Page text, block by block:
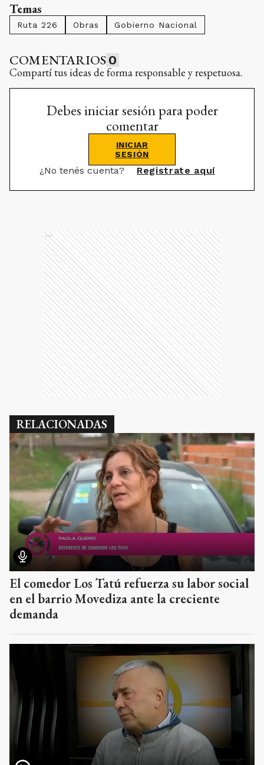
Temas
Ruta 226 Obras Gobierno Nacional
COMENTARIOS 0
Compartí tus ideas de forma responsable y respetuosa.
Debes iniciar sesión para poder
comentar
INICIAR
SESIÓN
¿No tenés cuenta? Registrate aquí
Ads
RELACIONADAS
El comedor Los Tatú refuerza su labor social
en el barrio Movediza ante la creciente
demanda